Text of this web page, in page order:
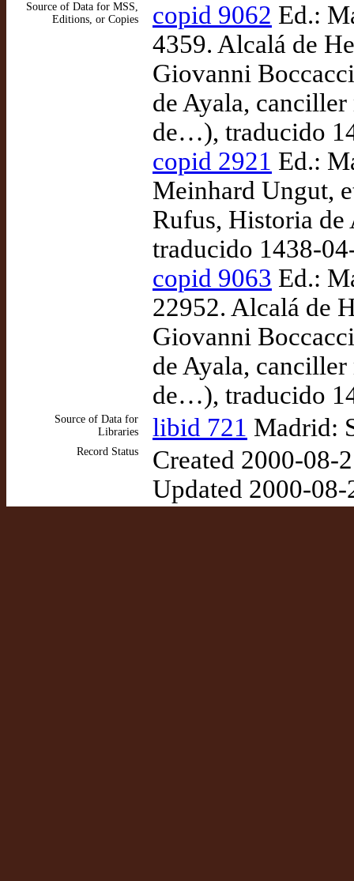
Source of Data for MSS,
Editions, or Copies
copid 9062 Ed.:
4359. Alcalá de
Giovanni
de Ayala,
de…), traducido
copid 2921 Ed.:
Meinhard Ungut,
Rufus, Historia
traducido 1438-
copid 9063 Ed.:
22952. Alcalá de
Giovanni
de Ayala,
de…), traducido
Source of Data for
Libraries
libid 721 Madrid:
Record Status
Created 2000-08-
Updated 2000-08-